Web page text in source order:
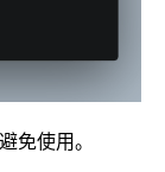
免使用。